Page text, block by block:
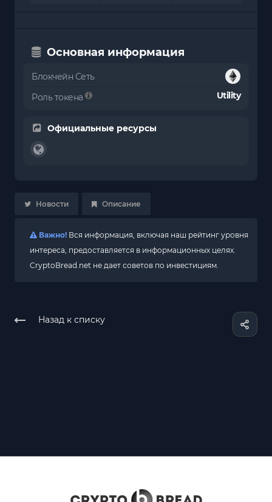
Основная информация
Блокчейн Сеть
Роль токена
Utility
Официальные ресурсы
Новости Описание
Важно! Вся информация, включая наш рейтинг уровня
интереса, предоставляется в информационных целях.
CryptoBread.net не дает советов по инвестициям.
Назад к списку